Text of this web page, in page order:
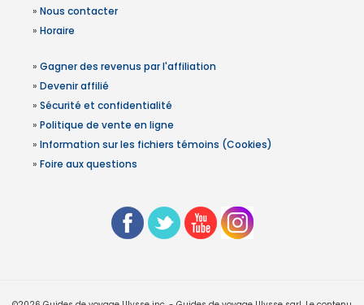
» Nous contacter
» Horaire
» Gagner des revenus par l'affiliation
» Devenir affilié
» Sécurité et confidentialité
» Politique de vente en ligne
» Information sur les fichiers témoins (Cookies)
» Foire aux questions